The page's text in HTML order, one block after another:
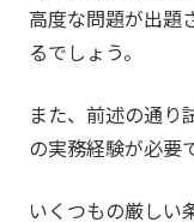
高度な問題が出題
るでしょう。
また、前述の通り
の実務経験が必要
いくつもの厳しい